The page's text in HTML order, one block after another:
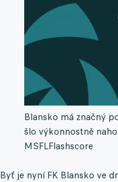
Blansko má značný
šlo výkonnostně
MSFLFlashscore
Byť je nyní FK Blansko ve